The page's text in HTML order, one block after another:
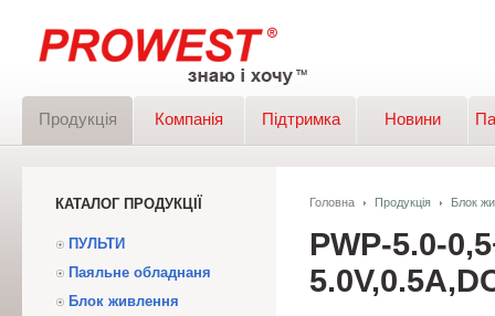
Продукція Компанія Підтримка Новини
КАТАЛОГ ПРОДУКЦІЇ
ПУЛЬТИ
Паяльне обладнаня
Блок живлення
Головна Продукція Блок
PWP-5.0-